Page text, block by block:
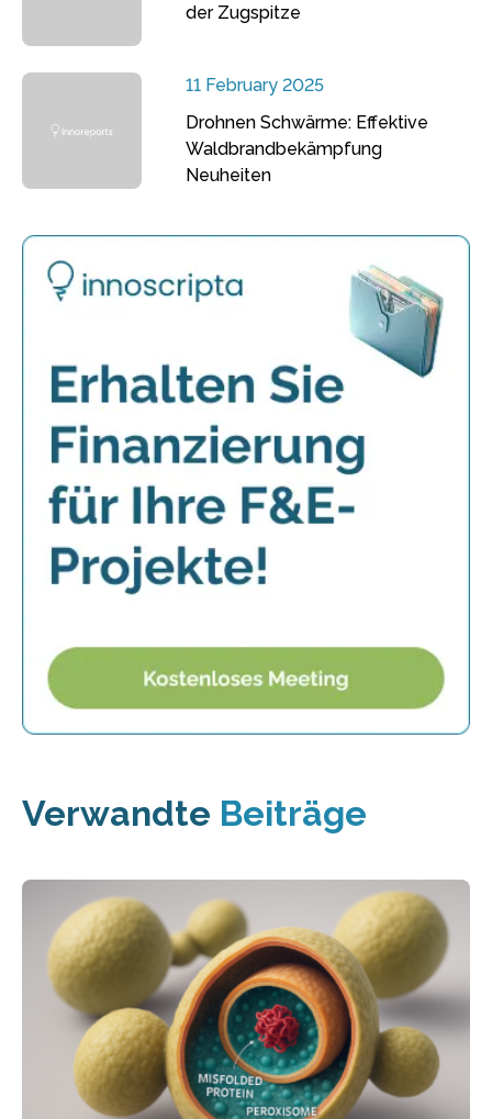
der Zugspitze
11 February 2025
Drohnen Schwärme: Effektive
Waldbrandbekämpfung
Neuheiten
Verwandte Beiträge